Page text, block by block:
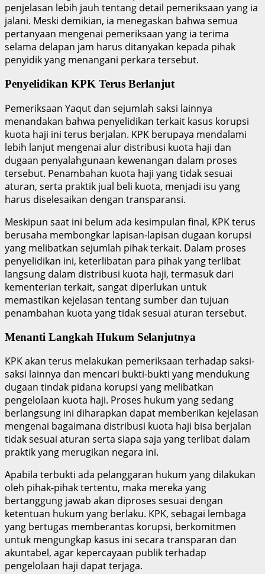
penjelasan lebih jauh tentang detail pemeriksaan yang ia
jalani. Meski demikian, ia menegaskan bahwa semua
pertanyaan mengenai pemeriksaan yang ia terima
selama delapan jam harus ditanyakan kepada pihak
penyidik yang menangani perkara tersebut.
Penyelidikan KPK Terus Berlanjut
Pemeriksaan Yaqut dan sejumlah saksi lainnya
menandakan bahwa penyelidikan terkait kasus korupsi
kuota haji ini terus berjalan. KPK berupaya mendalami
lebih lanjut mengenai alur distribusi kuota haji dan
dugaan penyalahgunaan kewenangan dalam proses
tersebut. Penambahan kuota haji yang tidak sesuai
aturan, serta praktik jual beli kuota, menjadi isu yang
harus diselesaikan dengan transparansi.
Meskipun saat ini belum ada kesimpulan final, KPK terus
berusaha membongkar lapisan-lapisan dugaan korupsi
yang melibatkan sejumlah pihak terkait. Dalam proses
penyelidikan ini, keterlibatan para pihak yang terlibat
langsung dalam distribusi kuota haji, termasuk dari
kementerian terkait, sangat diperlukan untuk
memastikan kejelasan tentang sumber dan tujuan
penambahan kuota yang tidak sesuai aturan tersebut.
Menanti Langkah Hukum Selanjutnya
KPK akan terus melakukan pemeriksaan terhadap saksi-
saksi lainnya dan mencari bukti-bukti yang mendukung
dugaan tindak pidana korupsi yang melibatkan
pengelolaan kuota haji. Proses hukum yang sedang
berlangsung ini diharapkan dapat memberikan kejelasan
mengenai bagaimana distribusi kuota haji bisa berjalan
tidak sesuai aturan serta siapa saja yang terlibat dalam
praktik yang merugikan negara ini.
Apabila terbukti ada pelanggaran hukum yang dilakukan
oleh pihak-pihak tertentu, maka mereka yang
bertanggung jawab akan diproses sesuai dengan
ketentuan hukum yang berlaku. KPK, sebagai lembaga
yang bertugas memberantas korupsi, berkomitmen
untuk mengungkap kasus ini secara transparan dan
akuntabel, agar kepercayaan publik terhadap
pengelolaan haji dapat terjaga.